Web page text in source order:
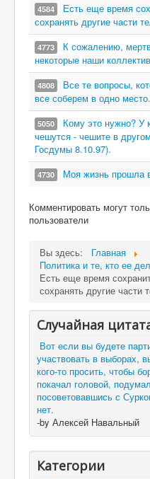
4584
Есть еще время
сохранять другие части
4773
К сожалению,
некоторые наши
4808
Все те вопросы,
все соберем в одно место.
5050
Кому это нужно? У
чешутся - чешите в
Госдумы 8.10.97).
4730 Моя жизнь прошла
Комментировать могут
пользователи
Вы здесь:
Главная
Политика и те, кто ее
Есть еще время
сохранять другие части
Случайная
Вот если вы будете
участвовать в выборах,
кого-то просить, чтобы
покачал головой,
посоветовавшись с
нет.
-by Алексей Навальный
Категории